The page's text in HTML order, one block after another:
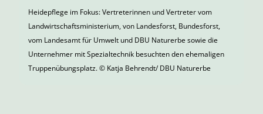
Heidepflege im Fokus: Vertreterinnen und Vertreter vom
Landwirtschaftsministerium, von Landesforst, Bundesforst,
vom Landesamt für Umwelt und DBU Naturerbe sowie die
Unternehmer mit Spezialtechnik besuchten den ehemaligen
Truppenübungsplatz. © Katja Behrendt/ DBU Naturerbe